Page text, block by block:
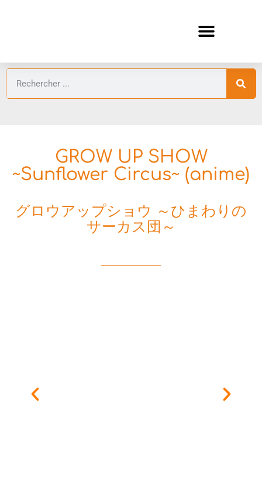
GROW UP SHOW
~Sunflower Circus~ (anime)
グロウアップショウ ～ひまわりの
サーカス団～